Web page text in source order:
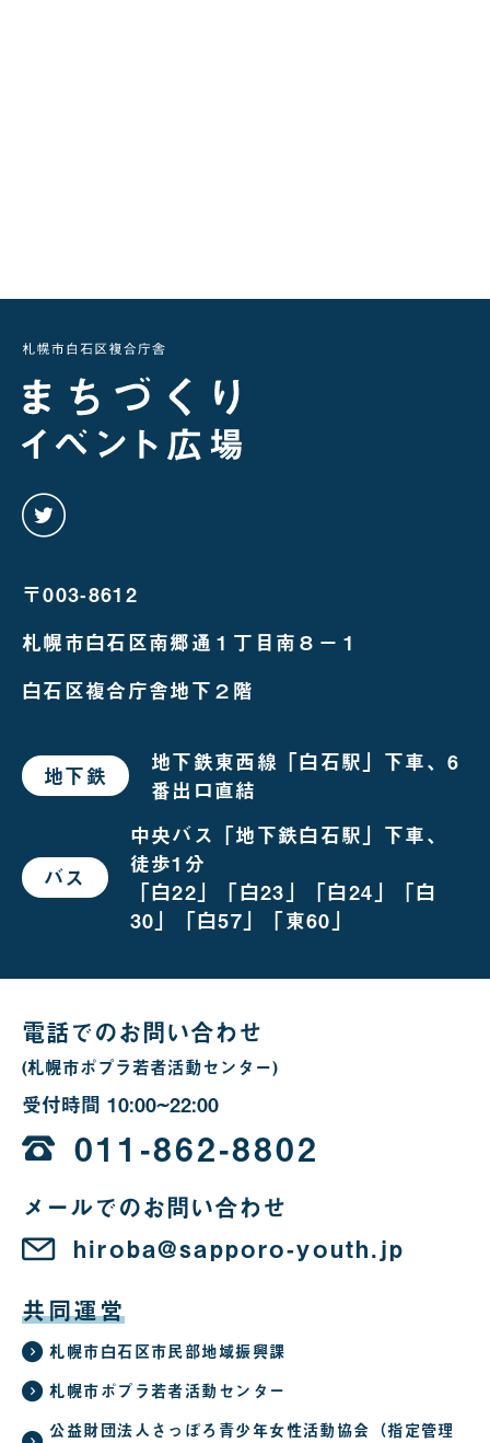
〒003-8612
札幌市白石区南郷通１丁目南８－１
白石区複合庁舎地下２階
地下鉄 で
お
場
合
地下鉄東西線「白石駅」下車、6
番出口直結
バス で
お
中央バス「地下鉄白石駅」下車、
徒歩1分
「白22」「白23」「白24」「白
30」「白57」「東60」
電話でのお問い合わせ
(札幌市ポプラ若者活動センター)
受付時間 10:00~22:00
時
か
ら
22
011-862-8802
メールでのお問い合わせ
hiroba@sapporo-youth.jp
共同運営
札幌市白石区市民部地域振興課
札幌市ポプラ若者活動センター
公益財団法人さっぽろ青少年女性活動協会（指定管理